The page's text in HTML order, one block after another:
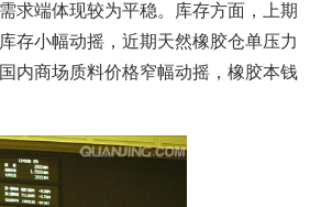
求端体现较为平稳。库存方面，上期
存小幅动摇，近期天然橡胶仓单压力
内商场质料价格窄幅动摇，橡胶本钱